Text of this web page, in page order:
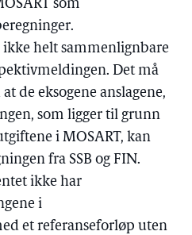
som
helt sammenlignbare
Det må
de eksogene anslagene,
som ligger til grunn
i MOSART, kan
fra SSB og FIN.
ikke har
i
et referanseforløp uten